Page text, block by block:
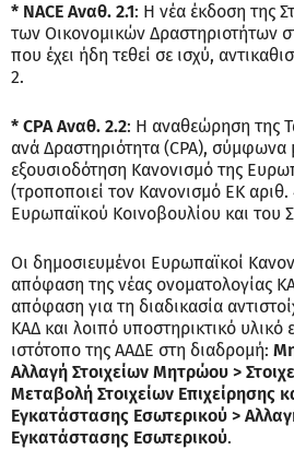
* NACE Αναθ. 2.1: Η νέα έκδοση της
των Οικονομικών Δραστηριοτήτων
που έχει ήδη τεθεί σε ισχύ,
2.
* CPA Αναθ. 2.2: Η αναθεώρηση της
ανά Δραστηριότητα (CPA), σύμφωνα
εξουσιοδότηση Κανονισμό της
(τροποποιεί τον Κανονισμό ΕΚ
Ευρωπαϊκού Κοινοβουλίου και του
Οι δημοσιευμένοι Ευρωπαϊκοί
απόφαση της νέας ονοματολογίας
απόφαση για τη διαδικασία
ΚΑΔ και λοιπό υποστηρικτικό υλικό
ιστότοπο της ΑΑΔΕ στη διαδρομή:
Αλλαγή Στοιχείων Μητρώου >
Μεταβολή Στοιχείων Επιχείρησης
Εγκατάστασης Εσωτερικού >
Εγκατάστασης Εσωτερικού.